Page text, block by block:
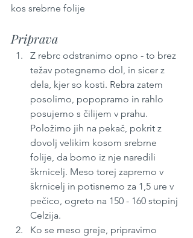
kos srebrne folije
Priprava
Z rebrc odstranimo opno - to brez
težav potegnemo dol, in sicer z
dela, kjer so kosti. Rebra zatem
posolimo, popopramo in rahlo
posujemo s čilijem v prahu.
Položimo jih na pekač, pokrit z
dovolj velikim kosom srebrne
folije, da bomo iz nje naredili
škrnicelj. Meso torej zapremo v
škrnicelj in potisnemo za 1,5 ure v
pečico, ogreto na 150 - 160 stopinj
Celzija.
Ko se meso greje, pripravimo